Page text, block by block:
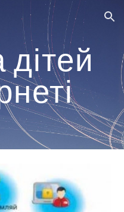
Skip to navigation